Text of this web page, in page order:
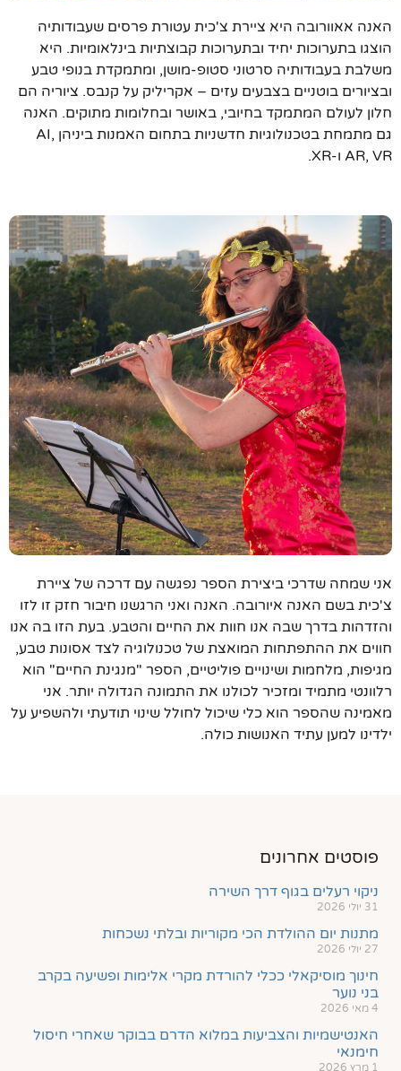
האנה אאוורובה היא ציירת צ'כית עטורת פרסים שעבודותיה
הוצגו בתערוכות יחיד ובתערוכות קבוצתיות בינלאומיות. היא
משלבת בעבודותיה סרטוני סטופ-מושן, ומתמקדת בנופי טבע
ובציורים בוטניים בצבעים עזים – אקריליק על קנבס. ציוריה הם
חלון לעולם המתמקד בחיובי, באושר ובחלומות מתוקים. האנה
גם מתמחת בטכנולוגיות חדשניות בתחום האמנות ביניהן AI,
AR, VR ו-XR.
אני שמחה שדרכי ביצירת הספר נפגשה עם דרכה של ציירת
צ'כית בשם האנה איורובה. האנה ואני הרגשנו חיבור חזק זו לזו
והזדהות בדרך שבה אנו חוות את החיים והטבע. בעת הזו בה אנו
חווים את ההתפתחות המואצת של טכנולוגיה לצד אסונות טבע,
מגיפות, מלחמות ושינויים פוליטיים, הספר "מנגינת החיים" הוא
רלוונטי מתמיד ומזכיר לכולנו את התמונה הגדולה יותר. אני
מאמינה שהספר הוא כלי שיכול לחולל שינוי תודעתי ולהשפיע על
ילדינו למען עתיד האנושות כולה.
פוסטים אחרונים
ניקוי רעלים בגוף דרך השירה
31 יולי 2026
מתנות יום ההולדת הכי מקוריות ובלתי נשכחות
27 יולי 2026
חינוך מוסיקאלי ככלי להורדת מקרי אלימות ופשיעה בקרב
בני נוער
4 מאי 2026
האנטישמיות והצביעות במלוא הדרם בבוקר שאחרי חיסול
חימנאי
1 מרץ 2026